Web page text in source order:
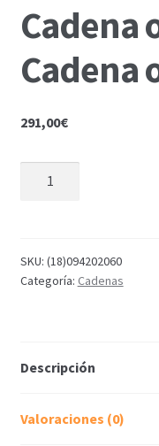
Cadena
Cadena
291,00€
SKU: (18)094202060
Categoría: Cadenas
Descripción
Valoraciones (0)